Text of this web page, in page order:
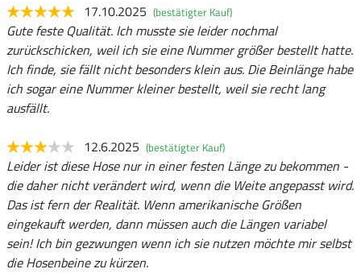
17.10.2025 (bestätigter Kauf)
Gute feste Qualität. Ich musste sie leider nochmal
zurückschicken, weil ich sie eine Nummer größer bestellt hatte.
Ich finde, sie fällt nicht besonders klein aus. Die Beinlänge habe
ich sogar eine Nummer kleiner bestellt, weil sie recht lang
ausfällt.
12.6.2025 (bestätigter Kauf)
Leider ist diese Hose nur in einer festen Länge zu bekommen -
die daher nicht verändert wird, wenn die Weite angepasst wird.
Das ist fern der Realität. Wenn amerikanische Größen
eingekauft werden, dann müssen auch die Längen variabel
sein! Ich bin gezwungen wenn ich sie nutzen möchte mir selbst
die Hosenbeine zu kürzen.